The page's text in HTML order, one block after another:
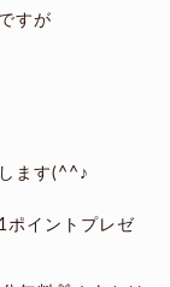
すが
ます(^^♪
ポイントプレゼ